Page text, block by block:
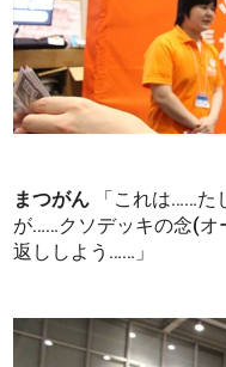
まつがん 「これは……た
が……クソデッキの念(
返ししよう……」